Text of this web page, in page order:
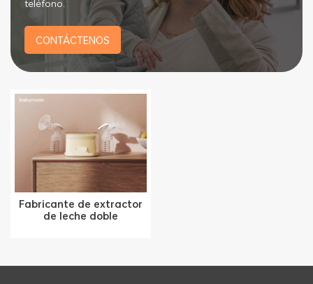
teléfono.
CONTÁCTENOS
Fabricante de extractor
de leche doble